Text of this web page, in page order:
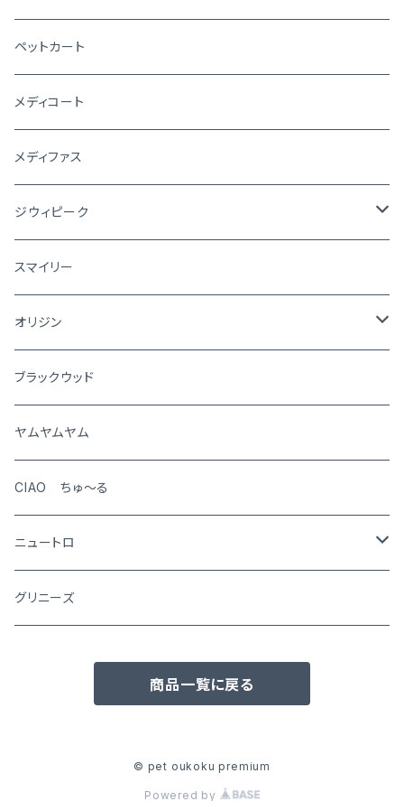
ペットカート
メディコート
メディファス
ジウィピーク
犬
猫
スマイリー
オリジン
犬
猫
ブラックウッド
ヤムヤムヤム
CIAO ちゅ～る
ニュートロ
シュプレモ
ワイルドレシピ
グリニーズ
商品一覧に戻る
© pet oukoku premium
Powered by